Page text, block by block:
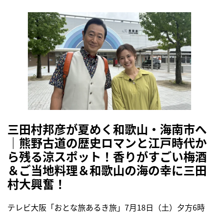
三田村邦彦が夏めく和歌山・海南市へ
｜熊野古道の歴史ロマンと江戸時代か
ら残る涼スポット！香りがすごい梅酒
＆ご当地料理＆和歌山の海の幸に三田
村大興奮！
テレビ大阪「おとな旅あるき旅」7月18日（土）夕方6時